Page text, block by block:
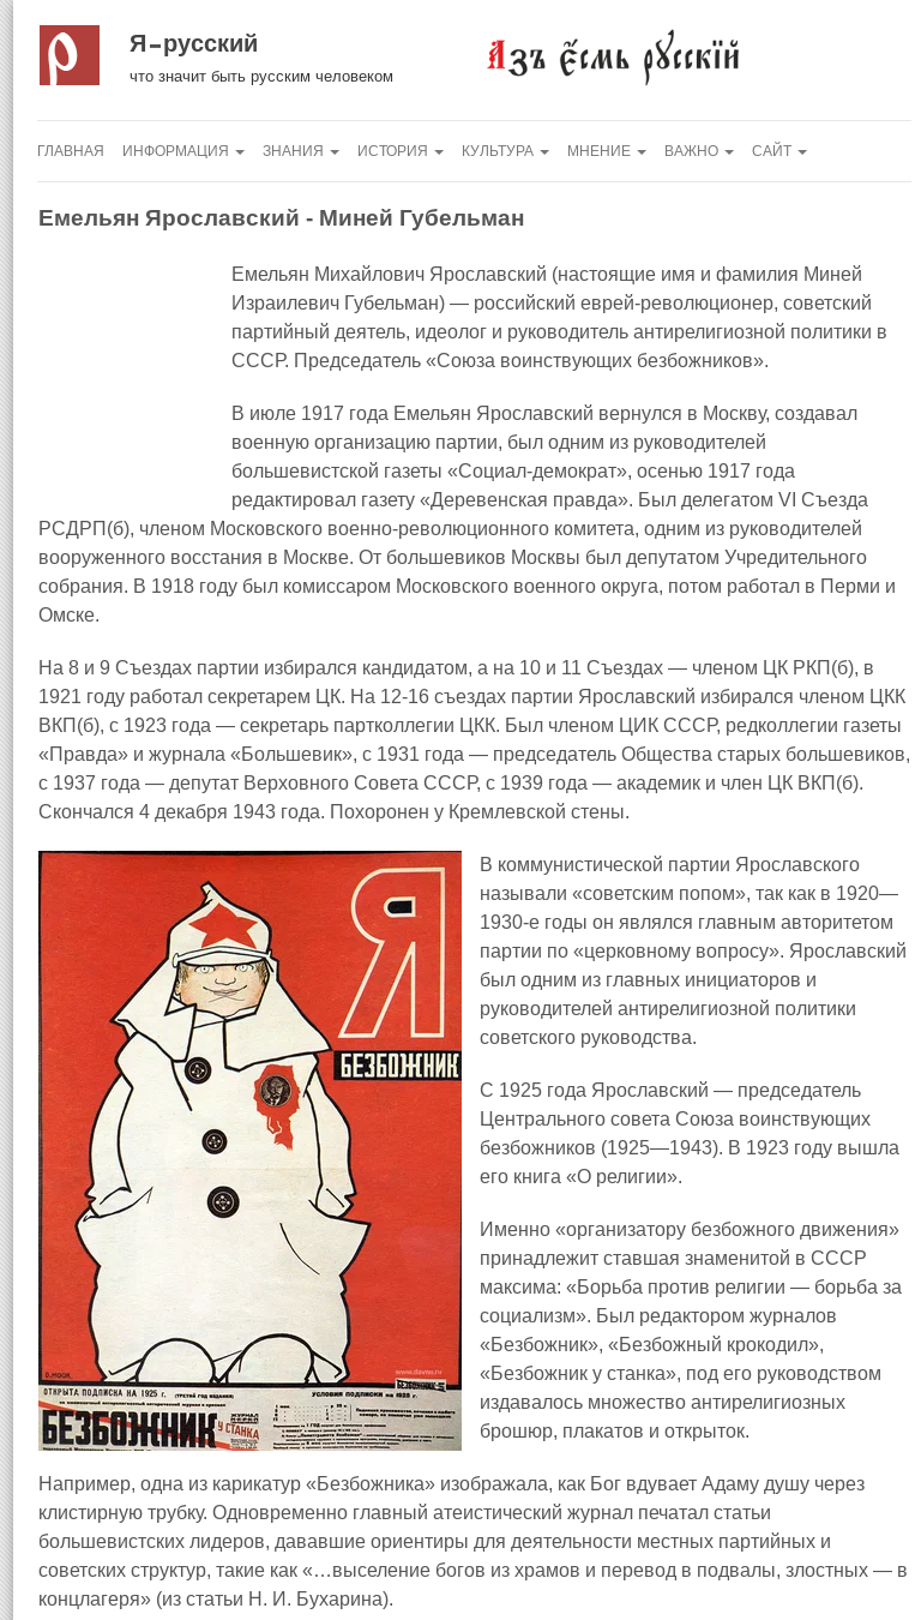
Я русский
что значит быть русским человеком
ГЛАВНАЯ ИНФОРМАЦИЯ ЗНАНИЯ ИСТОРИЯ КУЛЬТУРА МНЕНИЕ ВАЖНО САЙТ
Емельян Ярославский - Миней Губельман
Емельян Михайлович Ярославский (настоящие имя и фамилия Миней
Израилевич Губельман) — российский еврей-революционер, советский
партийный деятель, идеолог и руководитель антирелигиозной политики в
СССР. Председатель «Союза воинствующих безбожников».
В июле 1917 года Емельян Ярославский вернулся в Москву, создавал
военную организацию партии, был одним из руководителей
большевистской газеты «Социал-демократ», осенью 1917 года
редактировал газету «Деревенская правда». Был делегатом VI Съезда
РСДРП(б), членом Московского военно-революционного комитета, одним из руководителей
вооруженного восстания в Москве. От большевиков Москвы был депутатом Учредительного
собрания. В 1918 году был комиссаром Московского военного округа, потом работал в Перми и
Омске.
На 8 и 9 Съездах партии избирался кандидатом, а на 10 и 11 Съездах — членом ЦК РКП(б), в
1921 году работал секретарем ЦК. На 12-16 съездах партии Ярославский избирался членом ЦКК
ВКП(б), с 1923 года — секретарь партколлегии ЦКК. Был членом ЦИК СССР, редколлегии газеты
«Правда» и журнала «Большевик», с 1931 года — председатель Общества старых большевиков,
с 1937 года — депутат Верховного Совета СССР, с 1939 года — академик и член ЦК ВКП(б).
Скончался 4 декабря 1943 года. Похоронен у Кремлевской стены.
В коммунистической партии Ярославского
называли «советским попом», так как в 1920—
1930-е годы он являлся главным авторитетом
партии по «церковному вопросу». Ярославский
был одним из главных инициаторов и
руководителей антирелигиозной политики
советского руководства.
С 1925 года Ярославский — председатель
Центрального совета Союза воинствующих
безбожников (1925—1943). В 1923 году вышла
его книга «О религии».
Именно «организатору безбожного движения»
принадлежит ставшая знаменитой в СССР
максима: «Борьба против религии — борьба за
социализм». Был редактором журналов
«Безбожник», «Безбожный крокодил»,
«Безбожник у станка», под его руководством
издавалось множество антирелигиозных
брошюр, плакатов и открыток.
Например, одна из карикатур «Безбожника» изображала, как Бог вдувает Адаму душу через
клистирную трубку. Одновременно главный атеистический журнал печатал статьи
большевистских лидеров, дававшие ориентиры для деятельности местных партийных и
советских структур, такие как «…выселение богов из храмов и перевод в подвалы, злостных — в
концлагеря» (из статьи Н. И. Бухарина).